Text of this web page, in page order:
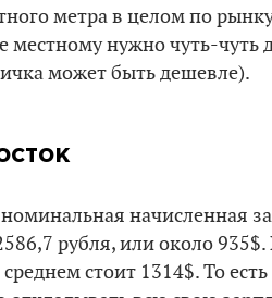
метра в целом по
местному нужно чуть-
может быть дешевле).
начисленная
рубля, или около
стоит 1314$. То